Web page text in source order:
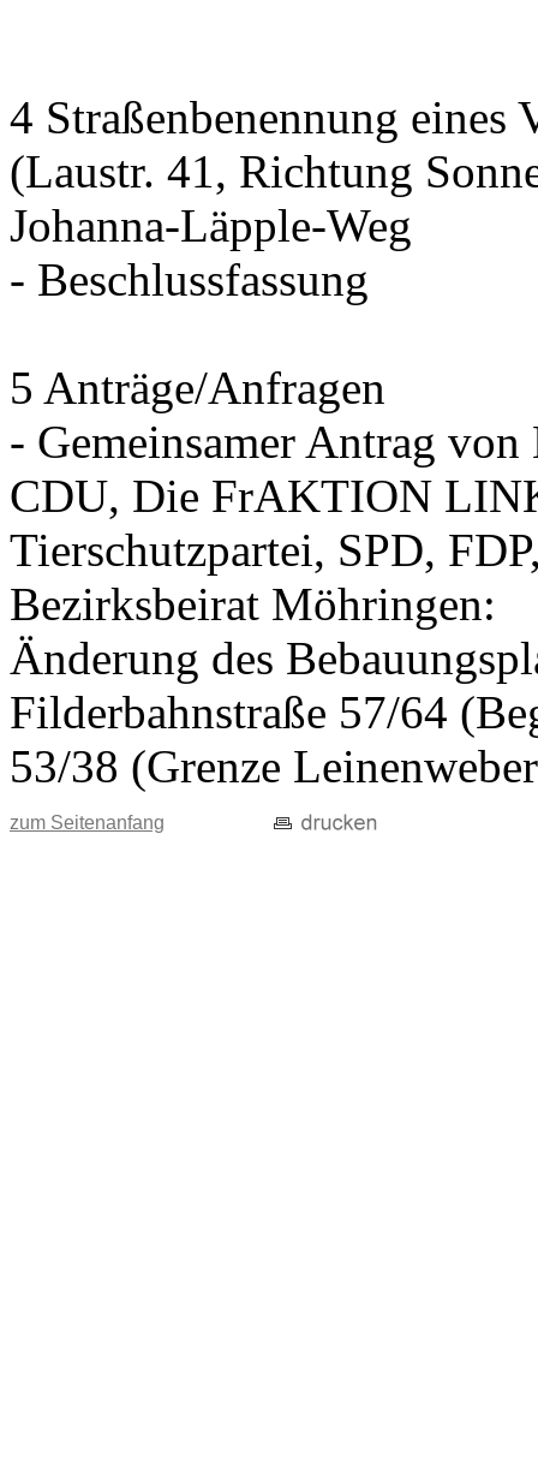
4 Straßenbenennung eines
(Laustr. 41, Richtung
Johanna-Läpple-Weg
- Beschlussfassung
5 Anträge/Anfragen
- Gemeinsamer Antrag
CDU, Die FrAKTION
Tierschutzpartei, SPD,
Bezirksbeirat Möhringen:
Änderung des
Filderbahnstraße 57/64
53/38 (Grenze
zum Seitenanfang